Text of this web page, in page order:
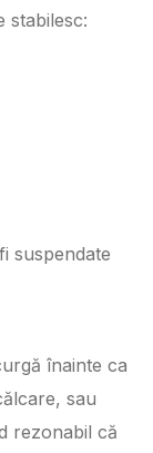
stabilesc:
suspendate
înainte ca
sau
rezonabil că